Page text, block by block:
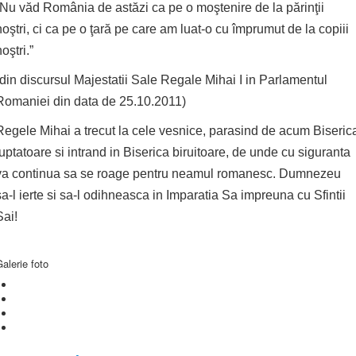
văd România de astăzi ca pe o moştenire de la părinţii
ci ca pe o ţară pe care am luat-o cu împrumut de la copiii
discursul Majestatii Sale Regale Mihai I in Parlamentul
din data de 25.10.2011)
Mihai a trecut la cele vesnice, parasind de acum
si intrand in Biserica biruitoare, de unde cu siguranta
continua sa se roage pentru neamul romanesc. Dumnezeu
l ierte si sa-l odihneasca in Imparatia Sa impreuna cu Sfintii
foto